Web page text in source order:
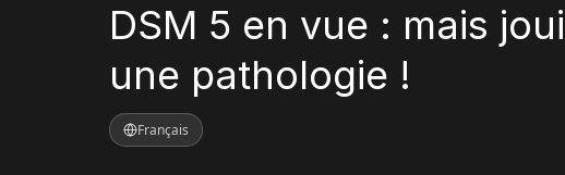
DSM 5 en vue : mais
une pathologie !
Français